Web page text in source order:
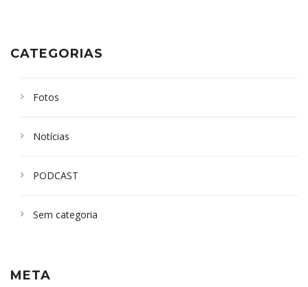
CATEGORIAS
Fotos
Notícias
PODCAST
Sem categoria
META